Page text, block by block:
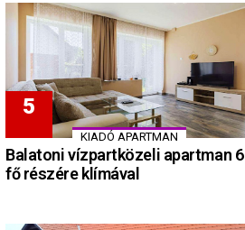
KIADÓ APARTMAN
Balatoni vízpartközeli apartman 6
fő részére klímával